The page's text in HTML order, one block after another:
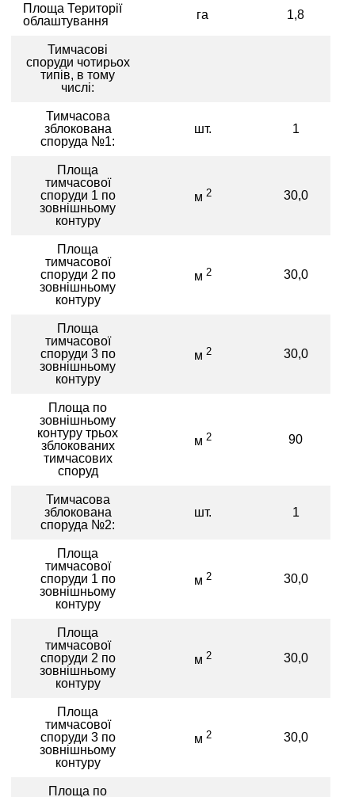
Площа Території
облаштування
га 1,8
Тимчасові
споруди чотирьох
типів, в тому
числі:
Тимчасова
зблокована
споруда №1:
шт. 1
Площа
тимчасової
споруди 1 по
зовнішньому
контуру
м 2 30,0
Площа
тимчасової
споруди 2 по
зовнішньому
контуру
м 2 30,0
Площа
тимчасової
споруди 3 по
зовнішньому
контуру
м 2 30,0
Площа по
зовнішньому
контуру трьох
зблокованих
тимчасових
споруд
м 2 90
Тимчасова
зблокована
споруда №2:
шт. 1
Площа
тимчасової
споруди 1 по
зовнішньому
контуру
м 2 30,0
Площа
тимчасової
споруди 2 по
зовнішньому
контуру
м 2 30,0
Площа
тимчасової
споруди 3 по
зовнішньому
контуру
м 2 30,0
Площа по